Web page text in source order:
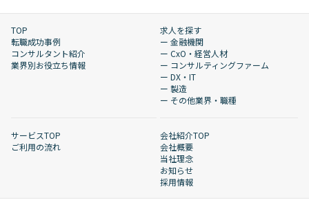
TOP
転職成功事例
コンサルタント紹介
業界別お役立ち情報
求人を探す
ー 金融機関
ー CxO・経営人材
ー コンサルティングファーム
ー DX・IT
ー 製造
ー その他業界・職種
サービスTOP
ご利用の流れ
会社紹介TOP
会社概要
当社理念
お知らせ
採用情報